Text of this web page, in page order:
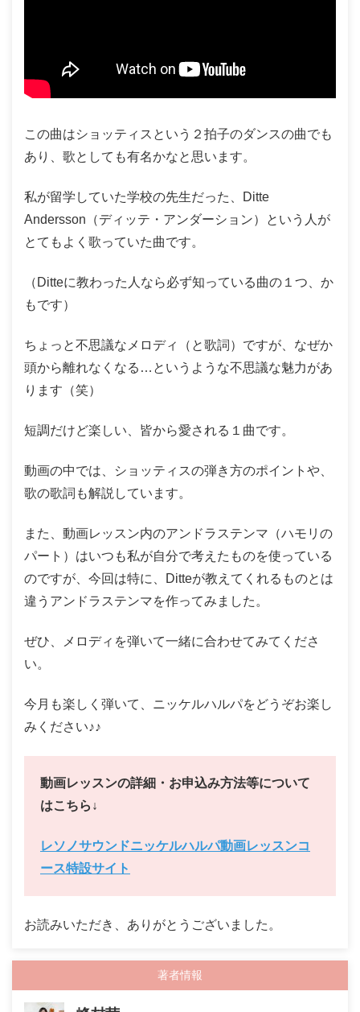
この曲はショッティスという２拍子のダンスの曲でも
あり、歌としても有名かなと思います。
私が留学していた学校の先生だった、Ditte
Andersson（ディッテ・アンダーション）という人が
とてもよく歌っていた曲です。
（Ditteに教わった人なら必ず知っている曲の１つ、か
もです）
ちょっと不思議なメロディ（と歌詞）ですが、なぜか
頭から離れなくなる…というような不思議な魅力があ
ります（笑）
短調だけど楽しい、皆から愛される１曲です。
動画の中では、ショッティスの弾き方のポイントや、
歌の歌詞も解説しています。
また、動画レッスン内のアンドラステンマ（ハモリの
パート）はいつも私が自分で考えたものを使っている
のですが、今回は特に、Ditteが教えてくれるものとは
違うアンドラステンマを作ってみました。
ぜひ、メロディを弾いて一緒に合わせてみてくださ
い。
今月も楽しく弾いて、ニッケルハルパをどうぞお楽し
みください♪♪
動画レッスンの詳細・お申込み方法等について
はこちら↓
レソノサウンドニッケルハルパ動画レッスンコ
ース特設サイト
お読みいただき、ありがとうございました。
著者情報